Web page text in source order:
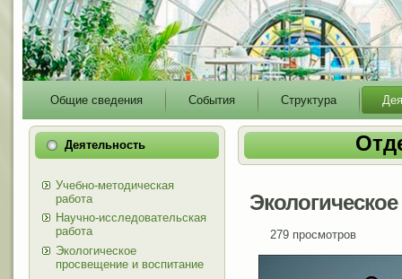
Main
menu
Общие сведения События Структура
Деятельность
Учебно-методическая
работа
Научно-исследовательская
работа
Экологическое
просвещение и воспитание
279 просмотров